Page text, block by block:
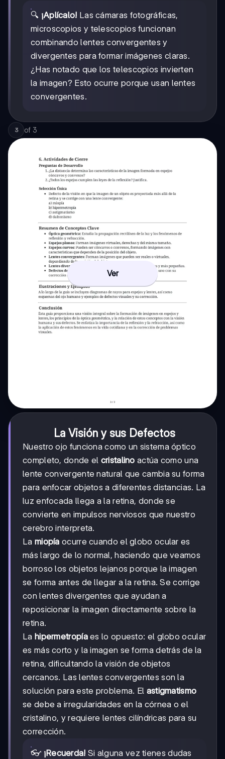
🔍 ¡Aplícalo! Las cámaras fotográficas,
microscopios y telescopios funcionan
combinando lentes convergentes y
divergentes para formar imágenes claras.
¿Has notado que los telescopios invierten
la imagen? Esto ocurre porque usan lentes
convergentes.
3 of 3
Ver
La Visión y sus Defectos
Nuestro ojo funciona como un sistema óptico
completo, donde el cristalino actúa como una
lente convergente natural que cambia su forma
para enfocar objetos a diferentes distancias. La
luz enfocada llega a la retina, donde se
convierte en impulsos nerviosos que nuestro
cerebro interpreta.
La miopía ocurre cuando el globo ocular es
más largo de lo normal, haciendo que veamos
borroso los objetos lejanos porque la imagen
se forma antes de llegar a la retina. Se corrige
con lentes divergentes que ayudan a
reposicionar la imagen directamente sobre la
retina.
La hipermetropíaes lo opuesto: el globo ocular
es más corto y la imagen se forma detrás de la
retina, dificultando la visión de objetos
cercanos. Las lentes convergentes son la
solución para este problema. El astigmatismo
se debe a irregularidades en la córnea o el
cristalino, y requiere lentes cilíndricas para su
corrección.
👓 ¡Recuerda! Si alguna vez tienes dudas